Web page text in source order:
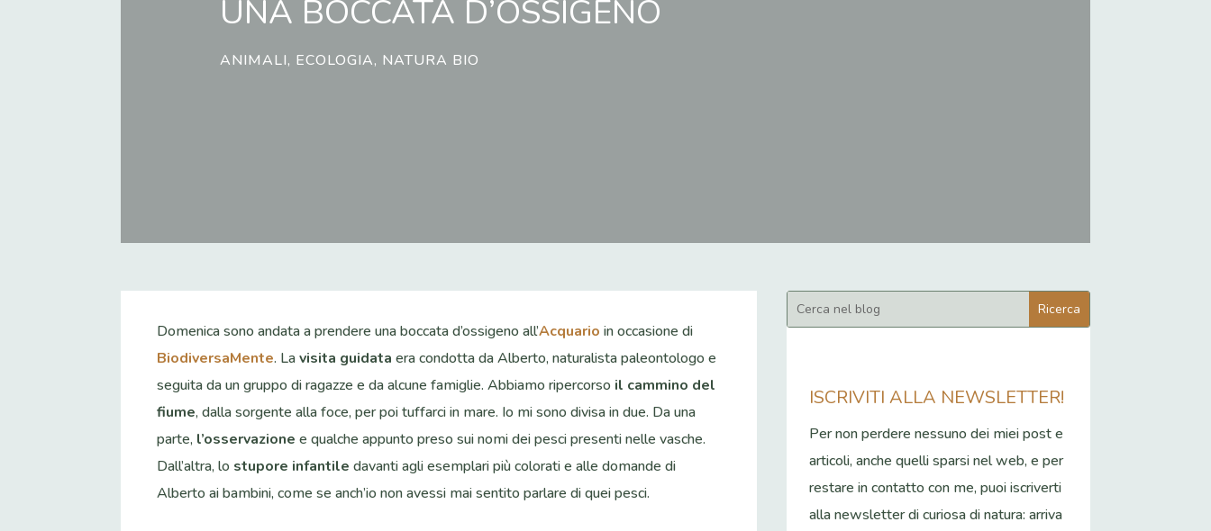
UNA BOCCATA D’OSSIGENO
ANIMALI, ECOLOGIA, NATURA BIO
Domenica sono andata a prendere una boccata d’ossigeno all’Acquario in occasione di
BiodiversaMente. Lavisita guidata era condotta da Alberto, naturalista paleontologo e
seguita da un gruppo di ragazze e da alcune famiglie. Abbiamo ripercorso il cammino del
fiume, dalla sorgente alla foce, per poi tuffarci in mare. Io mi sono divisa in due. Da una
parte, l’osservazione e qualche appunto preso sui nomi dei pesci presenti nelle vasche.
Dall’altra, lo stupore infantile davanti agli esemplari più colorati e alle domande di
Alberto ai bambini, come se anch’io non avessi mai sentito parlare di quei pesci.
ISCRIVITI ALLA NEWSLETTER!
Per non perdere nessuno dei miei post e
articoli, anche quelli sparsi nel web, e per
restare in contatto con me, puoi iscriverti
alla newsletter di curiosa di natura: arriva